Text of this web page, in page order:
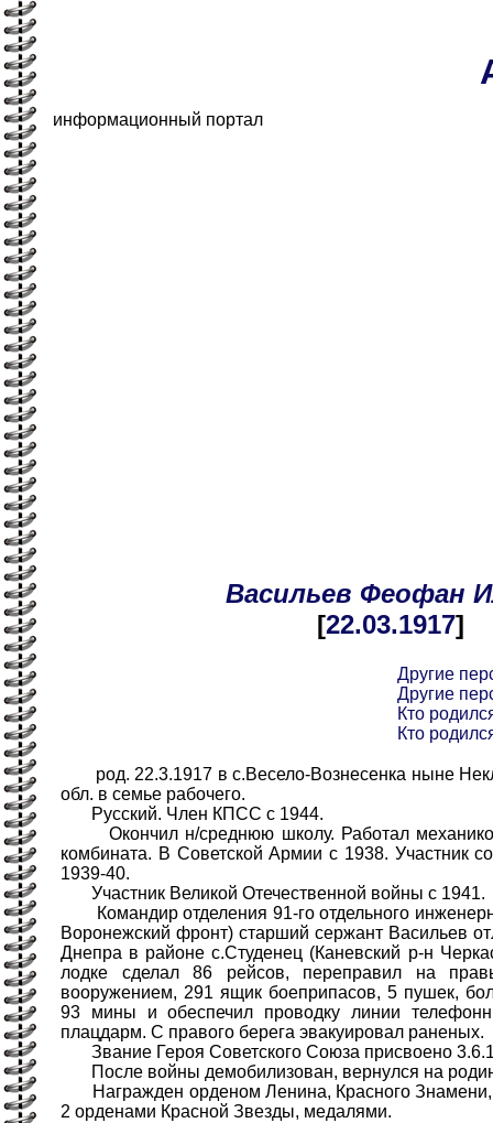
информационный портал
Васильев Феофан
[22.03.1917]
Другие
Другие
Кто
Кто
род. 22.3.1917 в с.Весело-Вознесенка ныне
обл. в семье рабочего.
Русский. Член КПСС с 1944.
Окончил н/среднюю школу. Работал
комбината. В Советской Армии с 1938. Участник
1939-40.
Участник Великой Отечественной войны с 1941.
Командир отделения 91-го отдельного
Воронежский фронт) старший сержант Васильев
Днепра в районе с.Студенец (Каневский р-н
лодке сделал 86 рейсов, переправил на
вооружением, 291 ящик боеприпасов, 5 пушек,
93 мины и обеспечил проводку линии
плацдарм. С правого берега эвакуировал раненых.
Звание Героя Советского Союза присвоено
После войны демобилизован, вернулся на
Награжден орденом Ленина, Красного Знамени,
2 орденами Красной Звезды, медалями.